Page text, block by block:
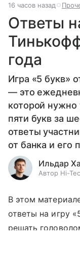
16 часов назад
Ответы
года
Игра «5 букв»
— это
которой нужно
пяти букв за
ответы
от банка и его
Ильдар
Автор Hi-
В этом
ответы на игру
решать